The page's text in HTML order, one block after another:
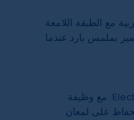
مع الطبقة اللامعة
بملمس بارد عندما
. مع وظيفة
على لمعان